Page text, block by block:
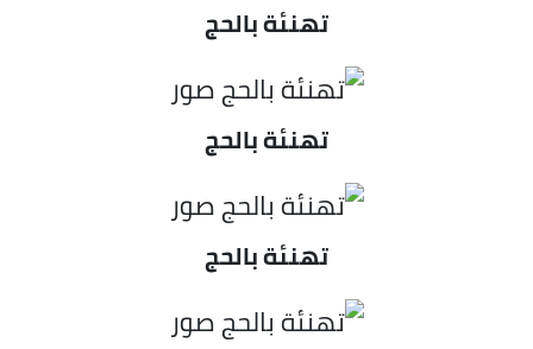
تهنئة بالحج
تهنئة بالحج
تهنئة بالحج